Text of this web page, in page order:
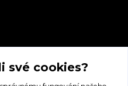
své cookies?